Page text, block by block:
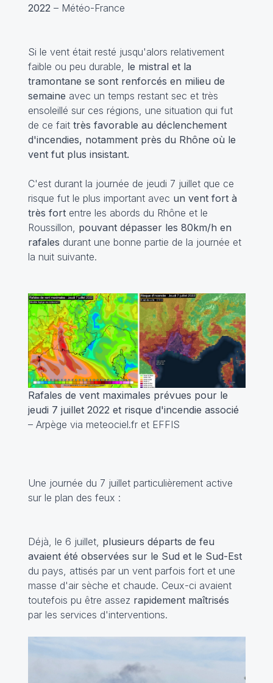
2022 – Météo-France
Si le vent était resté jusqu'alors relativement
faible ou peu durable, le mistral et la
tramontane se sont renforcés en milieu de
semaine avec un temps restant sec et très
ensoleillé sur ces régions, une situation qui fut
de ce faittrès favorable au déclenchement
d'incendies, notamment près du Rhône où le
vent fut plus insistant.
C'est durant la journée de jeudi 7 juillet que ce
risque fut le plus important avec un vent fort à
très fortentre les abords du Rhône et le
Roussillon, pouvant dépasser les 80km/h en
rafales durant une bonne partie de la journée et
la nuit suivante.
Rafales de vent maximales prévues pour le
jeudi 7 juillet 2022 et risque d'incendie associé
– Arpège via meteociel.fr et EFFIS
Une journée du 7 juillet particulièrement active
sur le plan des feux :
Déjà, le 6 juillet, plusieurs départs de feu
avaient été observées sur le Sud et le Sud-Est
du pays, attisés par un vent parfois fort et une
masse d'air sèche et chaude. Ceux-ci avaient
toutefois pu être assez rapidement maîtrisés
par les services d'interventions.